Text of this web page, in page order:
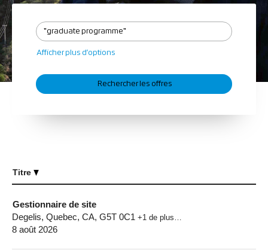
Afficher plus d’options
Titre
Gestionnaire de site
Degelis, Quebec, CA, G5T 0C1 +1 de plus…
8 août 2026